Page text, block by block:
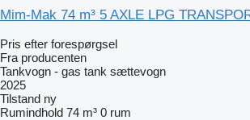
Mim-Mak 74 m³ 5 AXLE LPG
Pris efter forespørgsel
Fra producenten
Tankvogn - gas tank sættevogn
2025
Tilstand ny
Rumindhold 74 m³ 0 rum